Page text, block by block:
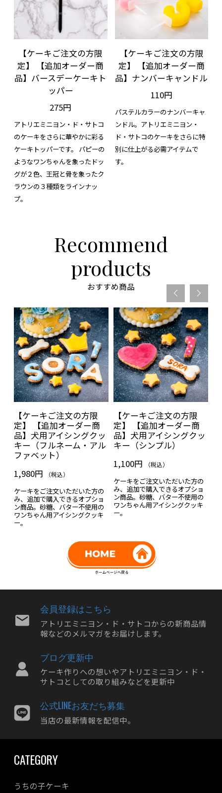
【ケーキご注文の方限
定】 【追加オーダー商
品】バースデーケーキト
ッパー
275円
アトリエミニヨン・ド・サトコ
のケーキをさらに華やかに彩る
ケーキトッパーです。 パピーの
ようなワンちゃんを象ったドッ
グが２色、王冠と骨を象ったク
ラウンの３種類をラインナッ
プ。
【ケーキご注文の方限
定】 【追加オーダー商
品】ナンバーキャンドル
110円
パステルカラーのナンバーキャ
ンドル。アトリエミニヨン・
ド・サトコのケーキをさらに特
別に仕上がる必需アイテムで
す。
Recommend
products
おすすめ商品
【ケーキご注文の方限
定】 【追加オーダー商
品】犬用アイシングクッ
キー（フルネーム・アル
ファベット）
1,980円
（税込）
ケーキをご注文いただいた方の
み、追加で購入できるオプショ
ン商品。砂糖、バター不使用の
ワンちゃん用アイシングクッキ
ー。
【ケーキご注文の方限
定】 【追加オーダー商
品】犬用アイシングクッ
キー（シンプル）
1,100円
（税込）
ケーキをご注文いただいた方の
み、追加で購入できるオプショ
ン商品。砂糖、バター不使用の
ワンちゃん用アイシングクッキ
ー。
会員登録はこちら
アトリエミニヨン・ド・サトコからの新商品情
報などのメルマガをお届けします。
ブログ更新中
ケーキ作りへの想いやアトリエミニヨン・ド・
サトコとしての取り組みなどを更新中
公式LINEお友だち募集
当店の最新情報を配信中。
CATEGORY
うちの子ケーキ